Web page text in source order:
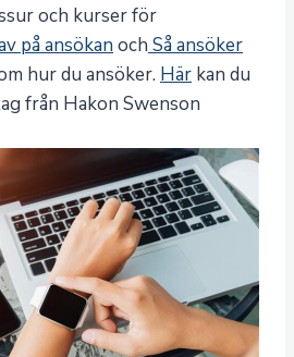
och kurser för
på ansökan och Så ansöker
hur du ansöker.​ Här kan du
från Hakon Swenson